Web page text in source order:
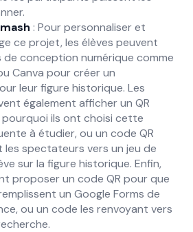
: Pour personnaliser et
ce projet, les élèves peuvent
de conception numérique comme
Canva pour créer un
leur figure historique. Les
également afficher un QR
ils ont choisi cette
à étudier, ou un code QR
les spectateurs vers un jeu de
sur la figure historique. Enfin,
proposer un code QR pour que
un Google Forms de
ou un code les renvoyant vers